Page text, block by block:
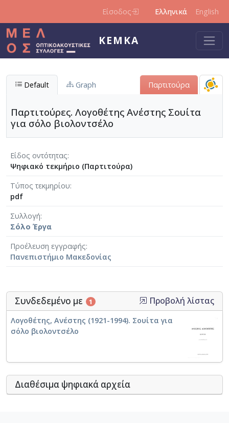
Είσοδος Ελληνικά English
ΚΕΜΚΑ
Default Graph Παρτιτούρα
Παρτιτούρες. Λογοθέτης Ανέστης Σουίτα
για σόλο βιολοντσέλο
Είδος οντότητας
Ψηφιακό τεκμήριο (Παρτιτούρα)
Τύπος τεκμηρίου
pdf
Συλλογή
Σόλο Έργα
Προέλευση εγγραφής
Πανεπιστήμιο Μακεδονίας
Συνδεδεμένο με 1 Προβολή λίστας
Λογοθέτης, Ανέστης (1921-1994). Σουίτα για
σόλο βιολοντσέλο
Διαθέσιμα ψηφιακά αρχεία